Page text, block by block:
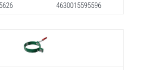
4630015595596